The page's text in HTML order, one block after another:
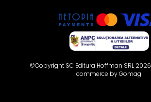
©Copyright SC Editura Hoffman SRL 2026
commerce by Gomag